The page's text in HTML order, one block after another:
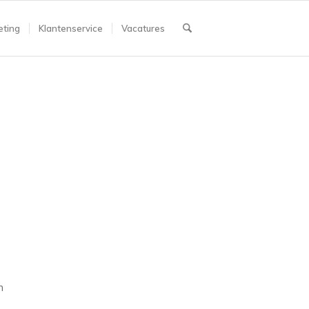
Klantenservice Vacatures